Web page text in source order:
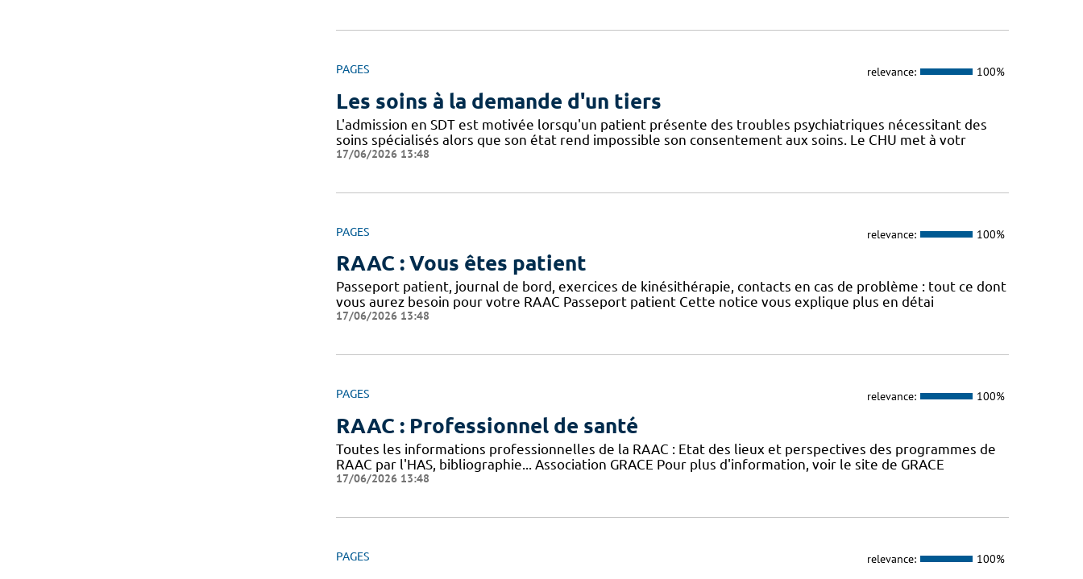
PAGES relevance: 100%
Les soins à la demande d'un tiers
L'admission en SDT est motivée lorsqu'un patient présente des troubles psychiatriques nécessitant des
soins spécialisés alors que son état rend impossible son consentement aux soins. Le CHU met à votr
17/06/2026 13:48
PAGES relevance: 100%
RAAC : Vous êtes patient
Passeport patient, journal de bord, exercices de kinésithérapie, contacts en cas de problème : tout ce dont
vous aurez besoin pour votre RAAC Passeport patient Cette notice vous explique plus en détai
17/06/2026 13:48
PAGES relevance: 100%
RAAC : Professionnel de santé
Toutes les informations professionnelles de la RAAC : Etat des lieux et perspectives des programmes de
RAAC par l'HAS, bibliographie... Association GRACE Pour plus d'information, voir le site de GRACE
17/06/2026 13:48
PAGES relevance: 100%